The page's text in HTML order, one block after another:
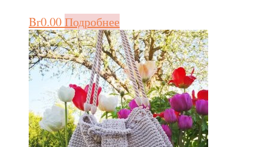
Br0.00Подробнее